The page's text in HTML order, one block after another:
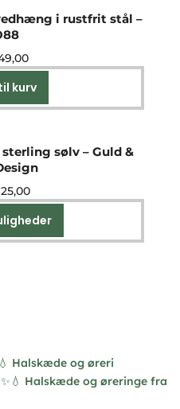
varianter.
kan
i rustfrit stål –
kurv
sølv – Guld &
vare
på
varesiden
Halskæde og øreri